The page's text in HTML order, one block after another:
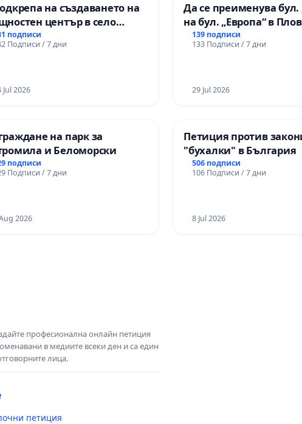
проходна създаването на
център в село
подписи
Подписи / 7 дни
Jul 2026
Да се преименува бул.
на бул. „Европа“ в
139 подписи
133 Подписи / 7 дни
29 Jul 2026
на парк за
и Беломорски
подписи
Подписи / 7 дни
2026
Петиция против
"бухалки" в България
506 подписи
106 Подписи / 7 дни
8 Jul 2026
професионална онлайн петиция
в медиите всеки ден и са един
лица.
петиция